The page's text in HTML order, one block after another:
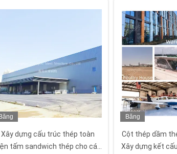
Băng
Xây dựng cấu trúc thép toàn
tấm sandwich thép cho các
Băng
Cột thép dầm
Xây dựng kết